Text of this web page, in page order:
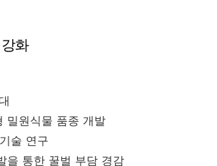
화
밀원식물 품종 개발
술 연구
을 통한 꿀벌 부담 경감